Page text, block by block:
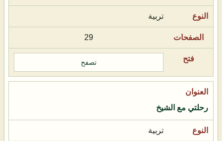
تربية
29
تصفح
رحلتي مع الشيخ
تربية